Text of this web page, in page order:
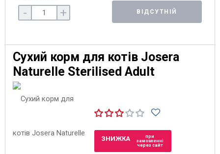
- + ВІДСУТНІЙ
Сухий корм для котів Josera
Naturelle Sterilised Adult
ЗНИЖКА
при
замовленні
через сайт